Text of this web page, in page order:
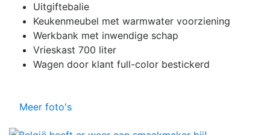
Uitgiftebalie
Keukenmeubel met warmwater voorziening
Werkbank met inwendige schap
Vrieskast 700 liter
Wagen door klant full-color bestickerd
Meer foto's